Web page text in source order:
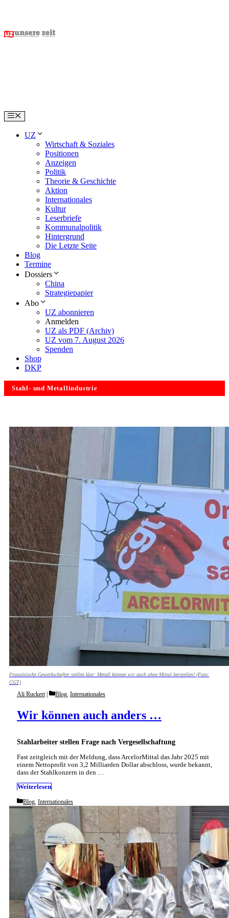
content
Menu
UZ
Wirtschaft & Soziales
Positionen
Anzeigen
Politik
Theorie & Geschichte
Aktion
Internationales
Kultur
Leserbriefe
Kommunalpolitik
Hintergrund
Die Letzte Seite
Blog
Termine
Dossiers
China
Strategiepapier
Abo
UZ abonnieren
Anmelden
UZ als PDF (Archiv)
UZ vom 7. August 2026
Spenden
Shop
DKP
Stahl- und Metallindustrie
Französische Gewerkschafter stellen klar: Metall können wir auch ohne Mittal herstellen! (Foto:
CGT)
Stahlarbeiter stellen Frage nach Vergesellschaftung
Wir können auch anders …
Ali Ruckert Categories
Blog, Internationales
Fast zeitgleich mit der Meldung, dass ArcelorMittal das Jahr 2025 mit
einem Nettoprofit von 3,2 Milliarden Dollar abschloss, wurde bekannt,
dass der Stahlkonzern in den …
Weiterlesen
Categories
Blog Internationales